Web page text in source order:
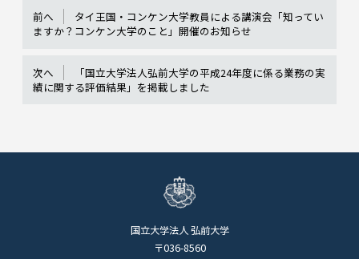
前へ
タイ王国・コンケン大学教員による講演会「知ってい
ますか？コンケン大学のこと」開催のお知らせ
次へ
「国立大学法人弘前大学の平成24年度に係る業務の実
績に関する評価結果」を掲載しました
国立大学法人 弘前大学
〒036-8560